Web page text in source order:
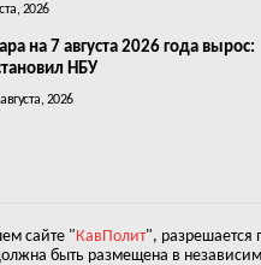
2026
на 7 августа 2026 года вырос:
НБУ
2026
сайте " КавПолит", разрешается
быть размещена в